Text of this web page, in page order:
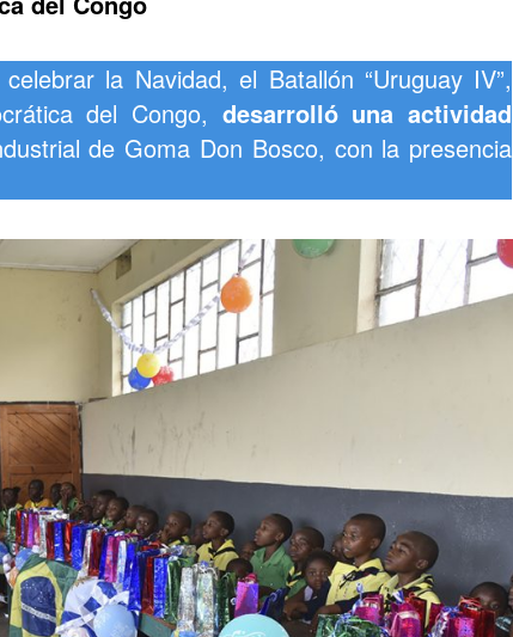
la Navidad, el Batallón “Uruguay IV”,
del Congo, desarrolló una actividad
de Goma Don Bosco, con la presencia